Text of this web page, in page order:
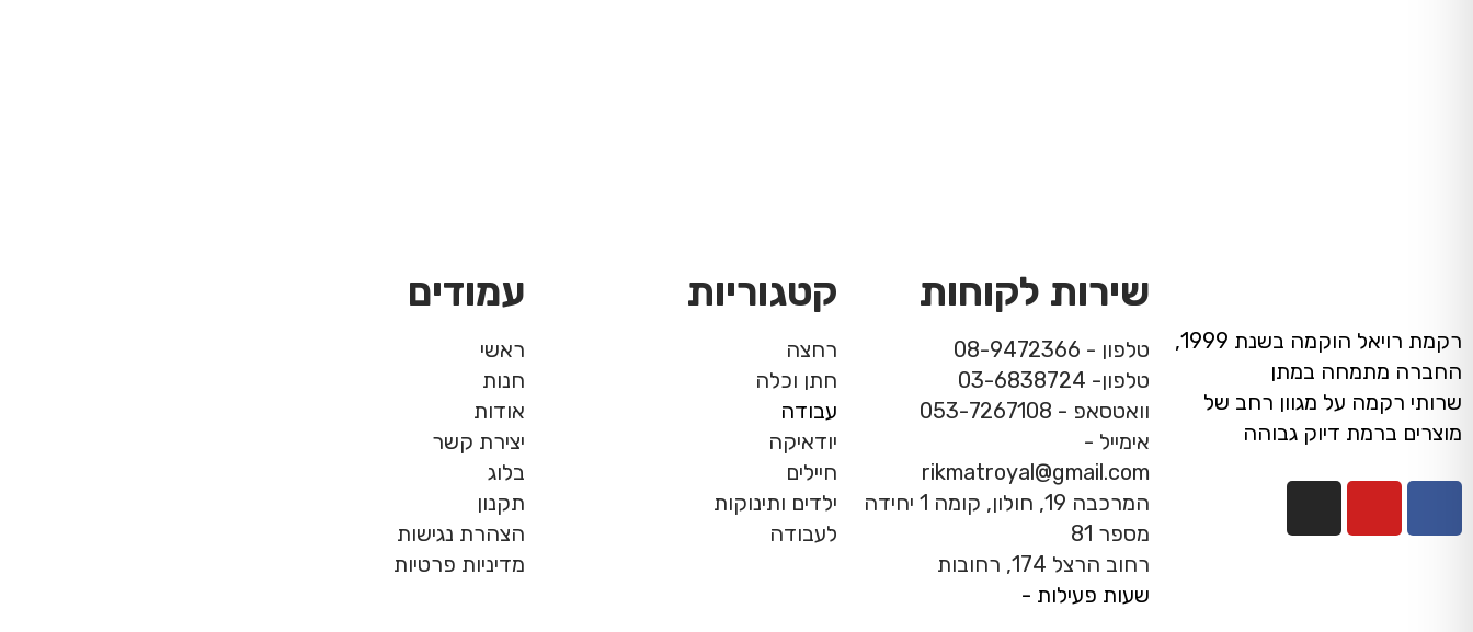
רקמת רויאל הוקמה בשנת 1999,
החברה מתמחה במתן
שרותי רקמה על מגוון רחב של
מוצרים ברמת דיוק גבוהה
שירות לקוחות
טלפון - 08-9472366
טלפון- 03-6838724
וואטסאפ - 053-7267108
אימייל -
rikmatroyal@gmail.com
המרכבה 19, חולון, קומה 1 יחידה
מספר 81
רחוב הרצל 174, רחובות
שעות פעילות -
קטגוריות
רחצה
חתן וכלה
עבודה
יודאיקה
חיילים
ילדים ותינוקות
לעבודה
עמודים
ראשי
חנות
אודות
יצירת קשר
בלוג
תקנון
הצהרת נגישות
מדיניות פרטיות